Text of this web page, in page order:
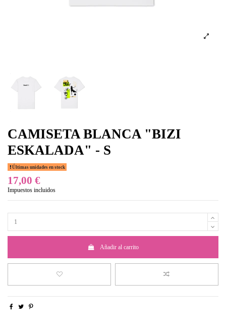
CAMISETA BLANCA "BIZI
ESKALADA" - S
Últimas unidades en stock
17,00 €
Impuestos incluidos
Añadir al carrito